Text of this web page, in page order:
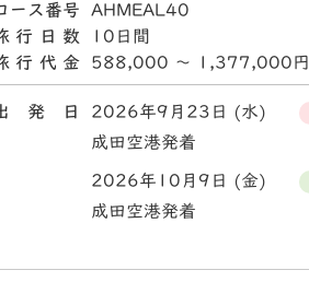
ース番号
AHMEAL40
行日数
10日間
行代金
588,000 〜 1,377,000円
発 日 2026年9月23日 (水)
成田空港発着
2026年10月9日 (金)
成田空港発着